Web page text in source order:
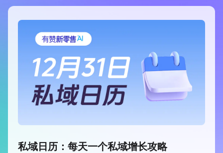
有赞说案例拆解
有赞成功案例 新零售最佳实践
面对面聊增长
私域日历：每天一个私域增长攻略